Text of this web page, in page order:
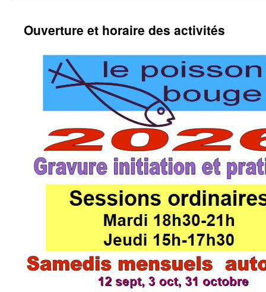
Ouverture et horaire des activités